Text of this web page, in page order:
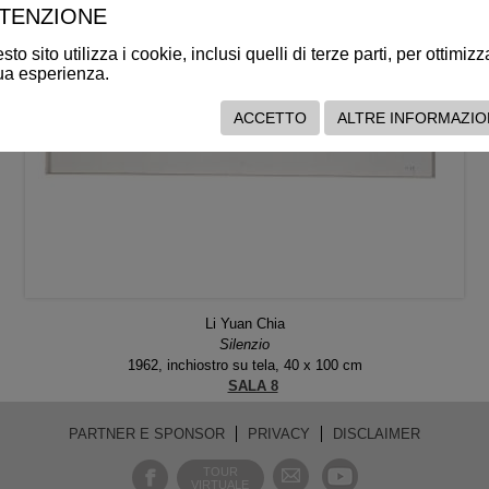
Li Yuan Chia
Silenzio
1962, inchiostro su tela, 40 x 100 cm
SALA 8
PARTNER E SPONSOR PRIVACY DISCLAIMER
TOUR
VIRTUALE
sito utilizza i cookie, inclusi quelli di terze parti, per
esperienza.
ACCETTO ALTRE